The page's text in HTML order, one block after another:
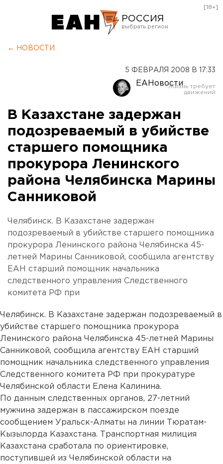
РОССИЯ
Оренбург
[18+]
← НОВОСТИ
5 ФЕВРАЛЯ 2008 В 17:33
ЕАНовости
В Казахстане задержан
подозреваемый в убийстве
старшего помощника
прокурора Ленинского
района Челябинска Марины
Санниковой
Челябинск. В Казахстане задержан
подозреваемый в убийстве старшего помощника
прокурора Ленинского района Челябинска 45-
летней Марины Санниковой, сообщила агентству
ЕАН старший помощник начальника
следственного управления Следственного
комитета РФ при
Челябинск. В Казахстане задержан подозреваемый в
убийстве старшего помощника прокурора
Ленинского района Челябинска 45-летней Марины
Санниковой, сообщила агентству ЕАН старший
помощник начальника следственного управления
Следственного комитета РФ при прокуратуре
Челябинской области Елена Калинина.
По данным следственных органов, 27-летний
мужчина задержан в пассажирском поезде
сообщением Уральск-Алматы на линии Тюратам-
Кызылорда Казахстана. Транспортная милиция
Казахстана сработала по ориентировке,
поступившей из Челябинской области на